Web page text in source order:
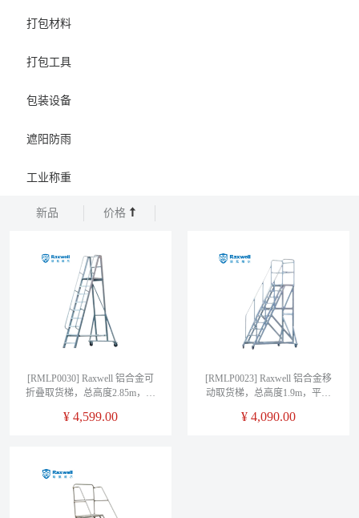
打包材料
打包工具
包装设备
遮阳防雨
工业称重
新品 价格
[RMLP0030] Raxwell 铝合金可
折叠取货梯，总高度2.85m，平
¥ 4,599.00
[RMLP0023] Raxwell 铝合金移
动取货梯，总高度1.9m，平台
¥4,090.00